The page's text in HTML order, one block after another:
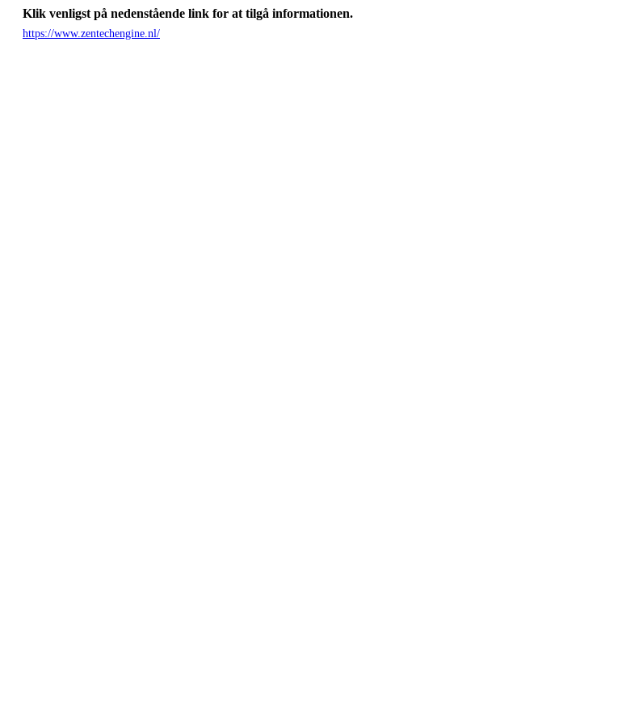
Klik venligst på nedenstående link for at tilgå informationen.
https://www.zentechengine.nl/